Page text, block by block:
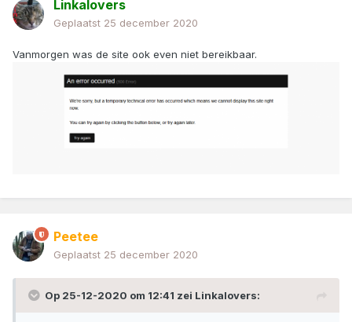
Linkalovers
Geplaatst 25 december 2020
Vanmorgen was de site ook even niet bereikbaar.
Peetee
Geplaatst 25 december 2020
Op 25-12-2020 om 12:41 zei Linkalovers: